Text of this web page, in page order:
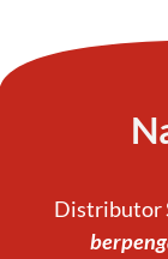
Distributor